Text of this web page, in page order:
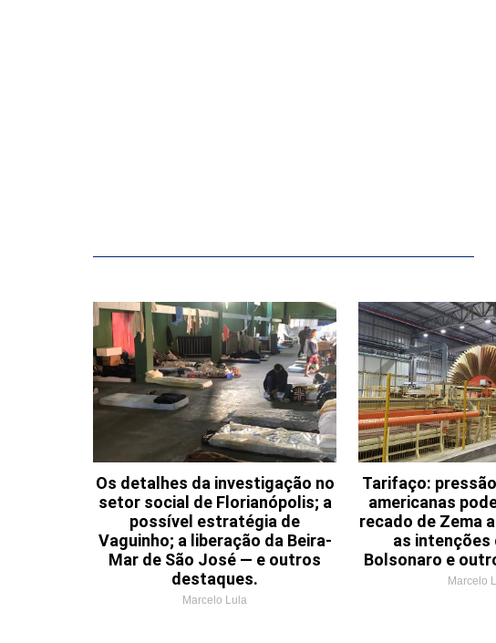
Os detalhes da investigação no
setor social de Florianópolis; a
possível estratégia de
Vaguinho; a liberação da Beira-
Mar de São José — e outros
destaques.
Marcelo Lula
Tarifaço:
americanas
recado de Zema
as intenções
Bolsonaro e
Marcelo